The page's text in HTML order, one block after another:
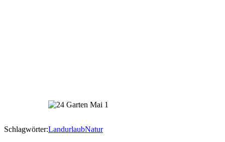
Schlagwörter:LandurlaubNatur